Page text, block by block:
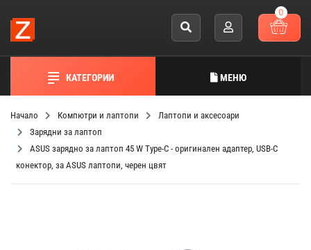
0
КАТЕГОРИИ МЕНЮ
Начало Компютри и лаптопи
Лаптопи и аксесоари
Зарядни за лаптоп
ASUS зарядно за лаптоп 45 W Type-C - оригинален адаптер, USB-C
конектор, за ASUS лаптопи, черен цвят